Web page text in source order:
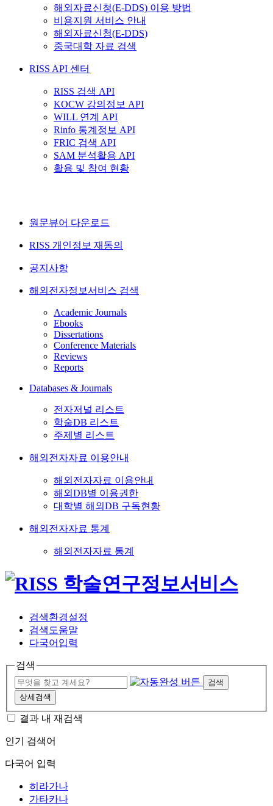
해외자료신청(E-DDS) 이용 방법
비용지원 서비스 안내
해외자료신청(E-DDS)
중국대학 자료 검색
RISS API 센터
RISS 검색 API
KOCW 강의정보 API
WILL 연계 API
Rinfo 통계정보 API
FRIC 검색 API
SAM 분석활용 API
활용 및 참여 현황
원문뷰어 다운로드
RISS 개인정보 재동의
공지사항
해외전자정보서비스 검색
Academic Journals
Ebooks
Dissertations
Conference Materials
Reviews
Reports
Databases & Journals
전자저널 리스트
학술DB 리스트
주제별 리스트
해외전자자료 이용안내
해외전자자료 이용안내
해외DB별 이용권한
대학별 해외DB 구독현황
해외전자자료 통계
해외전자자료 통계
검색환경설정
검색도움말
다국어입력
검색
검색
상세검색
결과 내 재검색
인기 검색어
다국어 입력
히라가나
가타카나